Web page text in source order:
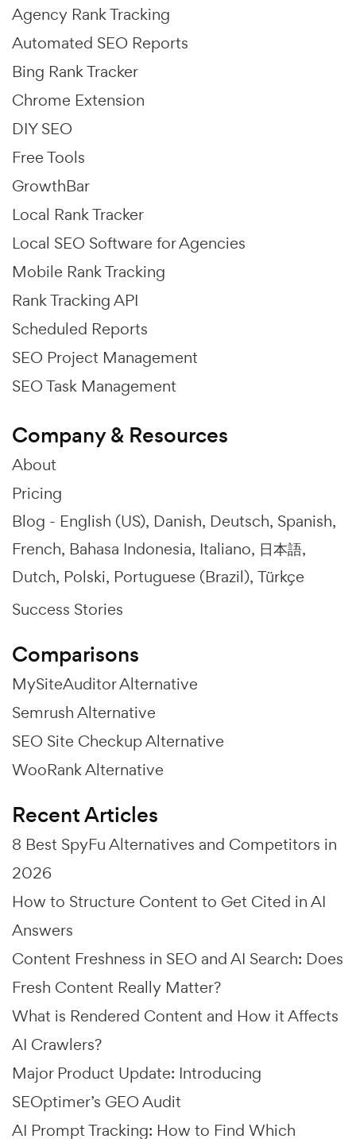
Agency Rank Tracking
Automated SEO Reports
Bing Rank Tracker
Chrome Extension
DIY SEO
Free Tools
GrowthBar
Local Rank Tracker
Local SEO Software for Agencies
Mobile Rank Tracking
Rank Tracking API
Scheduled Reports
SEO Project Management
SEO Task Management
Company & Resources
About
Pricing
Blog - English (US) Danish Deutsch Spanish
French Bahasa Indonesia Italiano 日本語
Dutch Polski Portuguese (Brazil) Türkçe
Success Stories
Comparisons
MySiteAuditor Alternative
Semrush Alternative
SEO Site Checkup Alternative
WooRank Alternative
Recent Articles
8 Best SpyFu Alternatives and Competitors in
2026
How to Structure Content to Get Cited in AI
Answers
Content Freshness in SEO and AI Search: Does
Fresh Content Really Matter?
What is Rendered Content and How it Affects
AI Crawlers?
Major Product Update: Introducing
SEOptimer’s GEO Audit
AI Prompt Tracking: How to Find Which